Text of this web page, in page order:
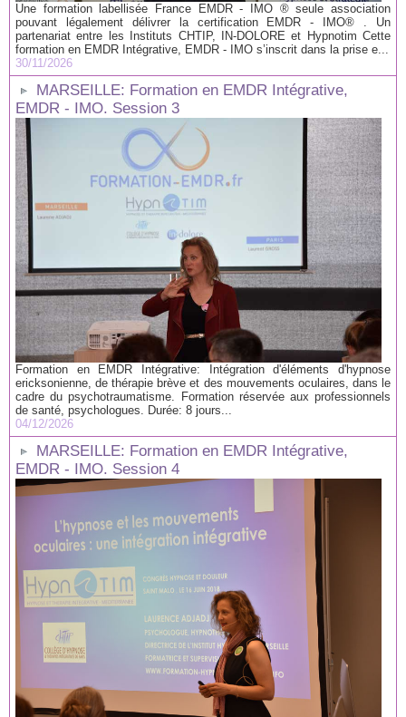
Une formation labellisée France EMDR - IMO ® seule association
pouvant légalement délivrer la certification EMDR - IMO® . Un
partenariat entre les Instituts CHTIP, IN-DOLORE et Hypnotim Cette
formation en EMDR Intégrative, EMDR - IMO s’inscrit dans la prise e...
30/11/2026
MARSEILLE: Formation en EMDR Intégrative,
EMDR - IMO. Session 3
Formation en EMDR Intégrative: Intégration d'éléments d'hypnose
ericksonienne, de thérapie brève et des mouvements oculaires, dans le
cadre du psychotraumatisme. Formation réservée aux professionnels
de santé, psychologues. Durée: 8 jours...
04/12/2026
MARSEILLE: Formation en EMDR Intégrative,
EMDR - IMO. Session 4